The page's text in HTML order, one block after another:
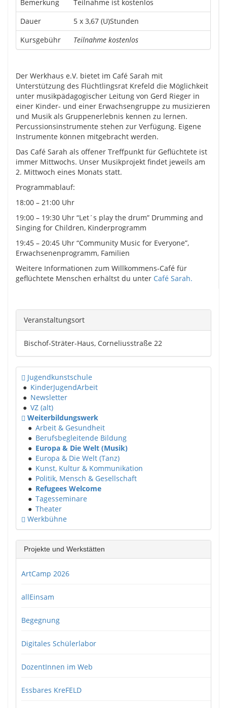
Bemerkung
Teilnahme ist kostenlos
Dauer
5 x 3,67 (U)Stunden
Kursgebühr
Teilnahme kostenlos
Der Werkhaus e.V. bietet im Café Sarah mit
Unterstützung des Flüchtlingsrat Krefeld die Möglichkeit
unter musikpädagogischer Leitung von Gerd Rieger in
einer Kinder- und einer Erwachsengruppe zu musizieren
und Musik als Gruppenerlebnis kennen zu lernen.
Percussionsinstrumente stehen zur Verfügung. Eigene
Instrumente können mitgebracht werden.
Das Café Sarah als offener Treffpunkt für Geflüchtete ist
immer Mittwochs. Unser Musikprojekt findet jeweils am
2. Mittwoch eines Monats statt.
Programmablauf:
18:00 – 21:00 Uhr
19:00 – 19:30 Uhr “Let´s play the drum” Drumming and
Singing for Children, Kinderprogramm
19:45 – 20:45 Uhr “Community Music for Everyone”,
Erwachsenenprogramm, Familien
Weitere Informationen zum Willkommens-Café für
geflüchtete Menschen erhältst du unter Café Sarah.
Veranstaltungsort
Bischof-Sträter-Haus, Corneliusstraße 22
Jugendkunstschule
● KinderJugendArbeit
● Newsletter
● VZ (alt)
Weiterbildungswerk
● Arbeit & Gesundheit
● Berufsbegleitende Bildung
● Europa & Die Welt (Musik)
● Europa & Die Welt (Tanz)
● Kunst, Kultur & Kommunikation
● Politik, Mensch & Gesellschaft
● Refugees Welcome
● Tagesseminare
● Theater
Werkbühne
Projekte und Werkstätten
ArtCamp 2026
allEinsam
Begegnung
Digitales Schülerlabor
DozentInnen im Web
Essbares KreFELD